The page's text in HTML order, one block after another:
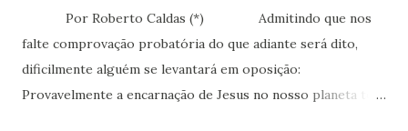
Por Roberto Caldas (*) Admitindo que nos
falte comprovação probatória do que adiante será dito,
dificilmente alguém se levantará em oposição:
Provavelmente a encarnação de Jesus no nosso planeta terá